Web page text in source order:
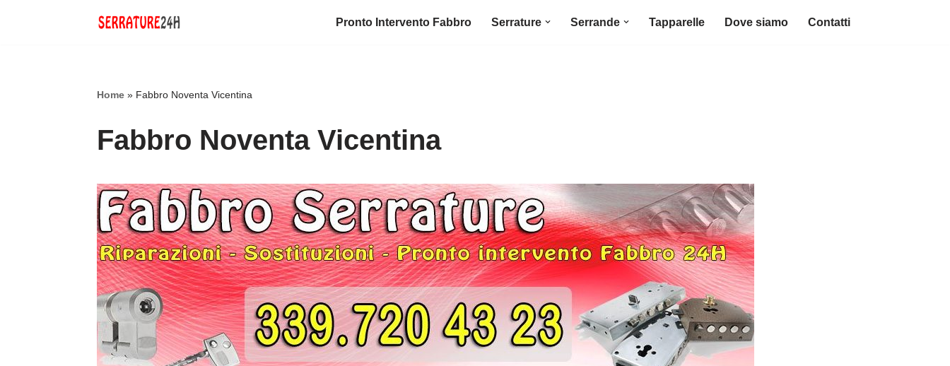
Pronto Intervento Fabbro Serrature Serrande Tapparelle Dove siamo Contatti
Home » Fabbro Noventa Vicentina
Fabbro Noventa Vicentina